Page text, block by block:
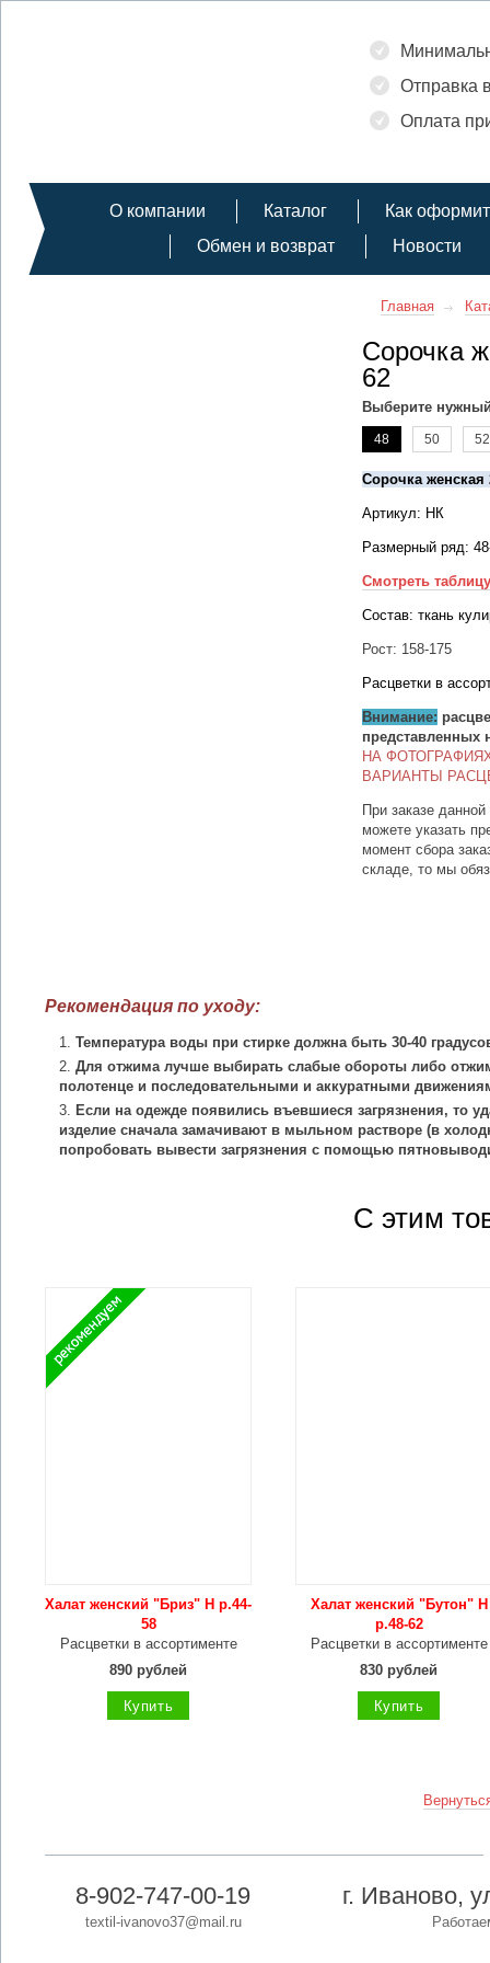
Отправка
Оплата
О компании Каталог
Как
Обмен и возврат
Новости
Главная
Сорочка
62
Выберите
48 50 52
Сорочка женская
Артикул: НК
Размерный ряд:
Смотреть
Состав: ткань
Рост: 158-175
Расцветки в
Внимание:
представленных
НА
ВАРИАНТЫ
При заказе
можете указать
момент сбора
складе, то мы
Рекомендация по уходу:
Температура воды при стирке должна быть 30-40
Для отжима лучше выбирать слабые обороты либо
полотенце и последовательными и аккуратными
Если на одежде появились въевшиеся загрязнения, то
изделие сначала замачивают в мыльном растворе (в
попробовать вывести загрязнения с помощью
С этим
Халат женский "Бриз" Н р.44-
58
Расцветки в ассортименте
890 рублей
Купить
Халат женский "Бутон" Н
р.48-62
Расцветки в ассортименте
830 рублей
Купить
8-902-747-00-19
textil-ivanovo37@mail.ru
г. Иваново,